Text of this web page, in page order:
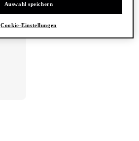
Auswahl speichern
Cookie-Einstellungen